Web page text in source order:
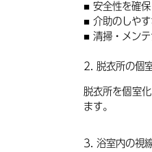
安全性を確保
介助のしやす
清掃・メンテ
2. 脱衣所の個
脱衣所を個室
ます。
3. 浴室内の視